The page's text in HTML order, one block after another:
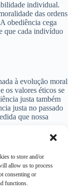
to store and/or
allow us to process
consenting or
functions.
individual.
das ordens
obediência cega
que cada indivíduo
à evolução moral
os valores éticos se
justa também
justa no passado
que nossa
todas as ordens
a ordens superiores
É um conceito